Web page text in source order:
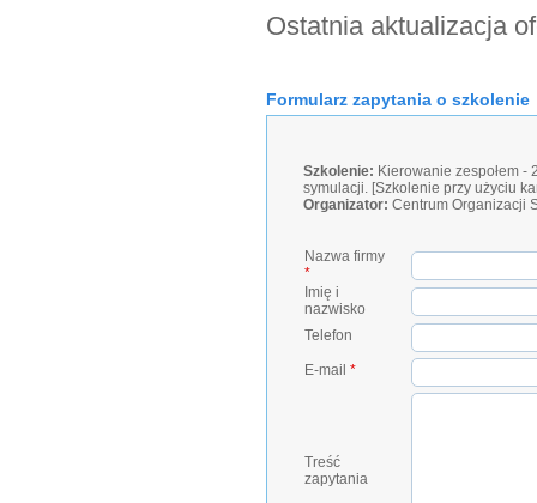
Ostatnia aktualizacja
Formularz zapytania o szkolenie
Szkolenie: Kierowanie zespołem
symulacji. [Szkolenie przy użyciu
Organizator: Centrum Organizacji
Nazwa firmy
*
Imię i
nazwisko
Telefon
E-mail *
Treść
zapytania